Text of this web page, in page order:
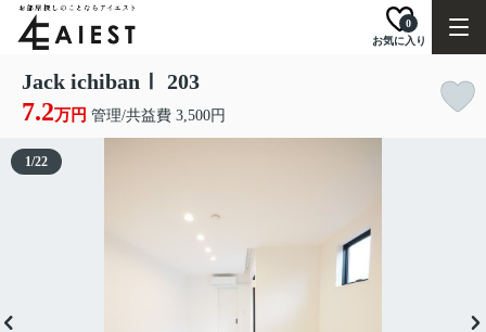
お気に入り
0
Jack ichibanⅠ 203
7.2万円 管理/共益費 3,500円
1/22